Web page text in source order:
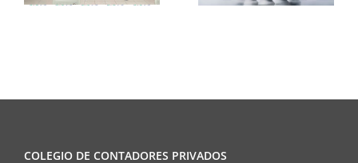
COLEGIO DE CONTADORES PRIVADOS